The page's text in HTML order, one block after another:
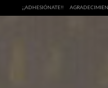
¡¡ADHESIÓNATE!!